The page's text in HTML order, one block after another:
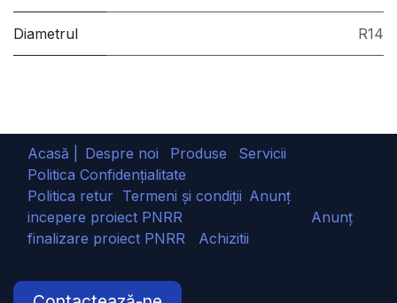
Diametrul R14
Acasă | Despre noi Produse
Servicii
Politica Confidențialitate
Politica retur Termeni și condiții Anunț
incepere proiect PNRR
Anunț
finalizare proiect PNRR Achizitii